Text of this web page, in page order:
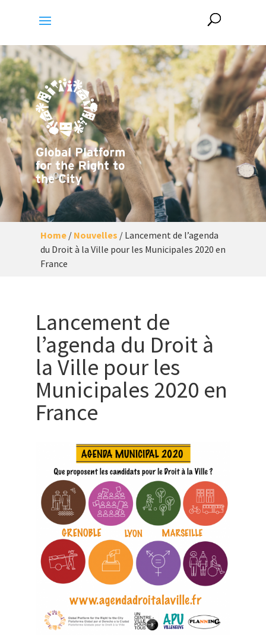
Home/ Nouvelles / Lancement de l’agenda
du Droit à la Ville pour les Municipales 2020 en
France
Lancement de
l’agenda du Droit à
la Ville pour les
Municipales 2020 en
France